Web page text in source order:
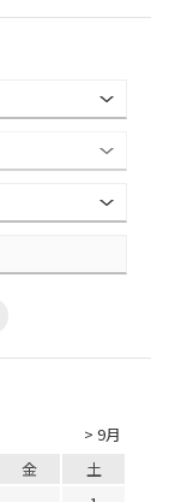
> 9月
金
土